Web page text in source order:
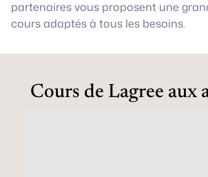
partenaires vous proposent une
cours adaptés à tous les besoins.
Cours de Lagree aux